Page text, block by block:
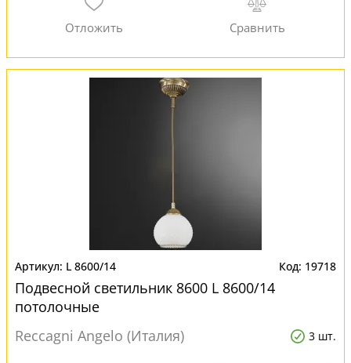
L 8600/14 19718
Подвесной светильник 8600 L 8600/14
потолочные
Reccagni Angelo (Италия)
3 шт.